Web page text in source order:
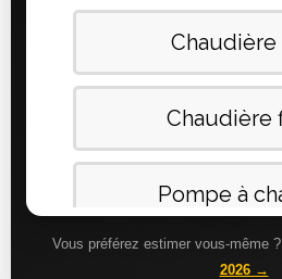
Vous préférez estimer vous-même ?
2026 →